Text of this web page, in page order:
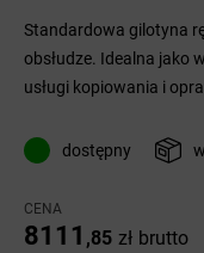
Standardowa gilotyna
obsłudze. Idealna jako
usługi kopiowania i
dostępny
CENA
8111 ,85 zł brutto